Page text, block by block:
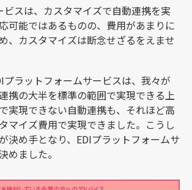
スは、カスタマイズで自動連携を実
可能ではあるものの、費用があまりに
、カスタマイズは断念せざるをえませ
プラットフォームサービスは、我々が
携の大半を標準の範囲で実現できる上
実現できない自動連携も、それほど高
マイズ費用で実現できました。こうし
決め手となり、EDIプラットフォームサ
めました。